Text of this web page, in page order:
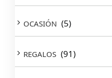
OCASIÓN (5)
REGALOS (91)